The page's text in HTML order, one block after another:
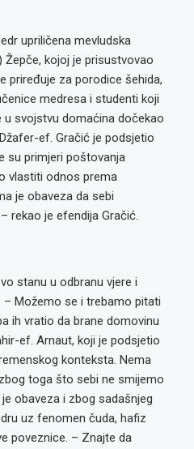
upriličena mevludska
kojoj je prisustvovao
priređuje za porodice šehida,
medresa i studenti koji
u svojstvu domaćina dočekao
ef. Gračić je podsjetio
su primjeri poštovanja
vlastiti odnos prema
je obaveza da sebi
rekao je efendija Gračić.
stanu u odbranu vjere i
– Možemo se i trebamo pitati
ih vratio da brane domovinu
ef. Arnaut, koji je podsjetio
konteksta. Nema
toga što sebi ne smijemo
obaveza i zbog sadašnjeg
uz fenomen čuda, hafiz
poveznice. – Znajte da